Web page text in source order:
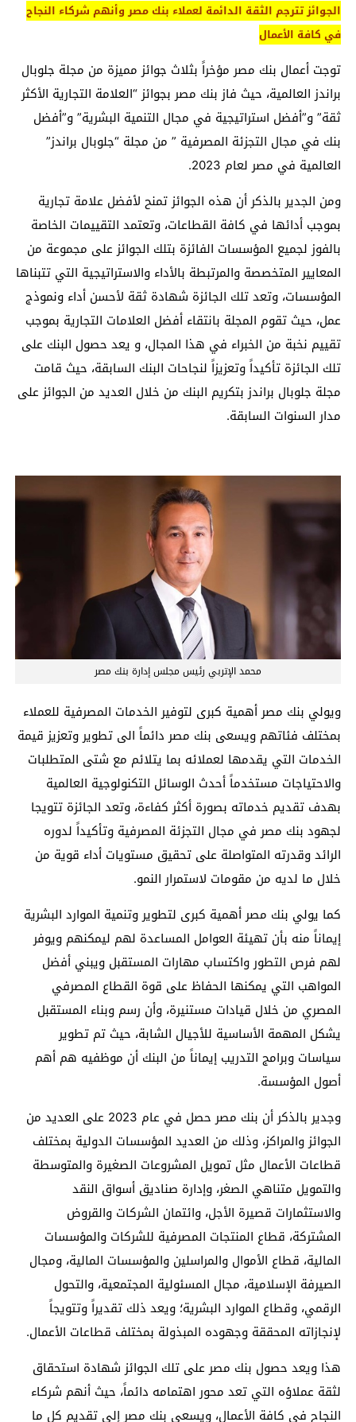
الجوائز تترجم الثقة الدائمة لعملاء بنك مصر وأنهم شركاء النجاح
في كافة الأعمال
توجت أعمال بنك مصر مؤخراً بثلاث جوائز مميزة من مجلة جلوبال
براندز العالمية، حيث فاز بنك مصر بجوائز “العلامة التجارية الأكثر
ثقة” و”أفضل استراتيجية في مجال التنمية البشرية” و”أفضل
بنك في مجال التجزئة المصرفية ” من مجلة “جلوبال براندز”
العالمية في مصر لعام 2023.
ومن الجدير بالذكر أن هذه الجوائز تمنح لأفضل علامة تجارية
بموجب أدائها في كافة القطاعات، وتعتمد التقييمات الخاصة
بالفوز لجميع المؤسسات الفائزة بتلك الجوائز على مجموعة من
المعايير المتخصصة والمرتبطة بالأداء والاستراتيجية التي تتبناها
المؤسسات، وتعد تلك الجائزة شهادة ثقة لأحسن أداء ونموذج
عمل، حيث تقوم المجلة بانتقاء أفضل العلامات التجارية بموجب
تقييم نخبة من الخبراء في هذا المجال، و يعد حصول البنك على
تلك الجائزة تأكيداً وتعزيزاً لنجاحات البنك السابقة، حيث قامت
مجلة جلوبال براندز بتكريم البنك من خلال العديد من الجوائز على
مدار السنوات السابقة.
محمد الإتربي رئيس مجلس إدارة بنك مصر
ويولي بنك مصر أهمية كبرى لتوفير الخدمات المصرفية للعملاء
بمختلف فئاتهم ويسعى بنك مصر دائماً الى تطوير وتعزيز قيمة
الخدمات التي يقدمها لعملائه بما يتلائم مع شتى المتطلبات
والاحتياجات مستخدماً أحدث الوسائل التكنولوجية العالمية
بهدف تقديم خدماته بصورة أكثر كفاءة، وتعد الجائزة تتويجا
لجهود بنك مصر في مجال التجزئة المصرفية وتأكيداً لدوره
الرائد وقدرته المتواصلة على تحقيق مستويات أداء قوية من
خلال ما لديه من مقومات لاستمرار النمو.
كما يولي بنك مصر أهمية كبرى لتطوير وتنمية الموارد البشرية
إيماناً منه بأن تهيئة العوامل المساعدة لهم ليمكنهم ويوفر
لهم فرص التطور واكتساب مهارات المستقبل ويبني أفضل
المواهب التي يمكنها الحفاظ على قوة القطاع المصرفي
المصري من خلال قيادات مستنيرة، وأن رسم وبناء المستقبل
يشكل المهمة الأساسية للأجيال الشابة، حيث تم تطوير
سياسات وبرامج التدريب إيماناً من البنك أن موظفيه هم أهم
أصول المؤسسة.
وجدير بالذكر أن بنك مصر حصل في عام 2023 على العديد من
الجوائز والمراكز، وذلك من العديد المؤسسات الدولية بمختلف
قطاعات الأعمال مثل تمويل المشروعات الصغيرة والمتوسطة
والتمويل متناهي الصغر، وإدارة صناديق أسواق النقد
والاستثمارات قصيرة الأجل، وائتمان الشركات والقروض
المشتركة، قطاع المنتجات المصرفية للشركات والمؤسسات
المالية، قطاع الأموال والمراسلين والمؤسسات المالية، ومجال
الصيرفة الإسلامية، مجال المسئولية المجتمعية، والتحول
الرقمي، وقطاع الموارد البشرية؛ ويعد ذلك تقديراً وتتويجاً
لإنجازاته المحققة وجهوده المبذولة بمختلف قطاعات الأعمال.
هذا ويعد حصول بنك مصر على تلك الجوائز شهادة استحقاق
لثقة عملاؤه التي تعد محور اهتمامه دائماً، حيث أنهم شركاء
النجاح في كافة الأعمال، ويسعى بنك مصر إلى تقديم كل ما